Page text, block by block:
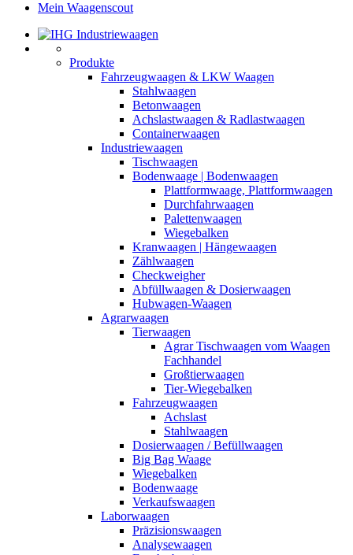
Mein Waagenscout
Produkte
Fahrzeugwaagen & LKW Waagen
Stahlwaagen
Betonwaagen
Achslastwaagen & Radlastwaagen
Containerwaagen
Industriewaagen
Tischwaagen
Bodenwaage | Bodenwaagen
Plattformwaage, Plattformwaagen
Durchfahrwaagen
Palettenwaagen
Wiegebalken
Kranwaagen | Hängewaagen
Zählwaagen
Checkweigher
Abfüllwaagen & Dosierwaagen
Hubwagen-Waagen
Agrarwaagen
Tierwaagen
Agrar Tischwaagen vom Waagen
Fachhandel
Großtierwaagen
Tier-Wiegebalken
Fahrzeugwaagen
Achslast
Stahlwaagen
Dosierwaagen / Befüllwaagen
Big Bag Waage
Wiegebalken
Bodenwaage
Verkaufswaagen
Laborwaagen
Präzisionswaagen
Analysewaagen